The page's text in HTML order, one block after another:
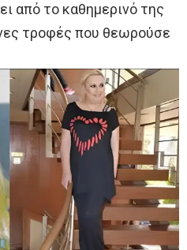
από το καθημερινό της
τροφές που θεωρούσε